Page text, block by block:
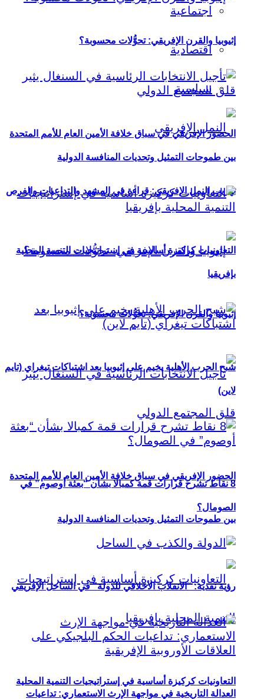
اجتماعية
اقتصادية
سياسية
تهريب النمل الإفريقي: قراءة في المشهد والتداعيات والفرص
إثيوبيا والقرن الإفريقي: تحوُّلات محسوبة؟
الحضور الإفريقي في سباق خلافة الأمين العام للأمم المتحدة
بين طموحات التمثيل وتحديات المنافسة الدولية
التعاونيات كركيزة أساسية في إستراتيجيات التنمية المحلية
إثيوبيا والقرن الإفريقي: تحوُّلات محسوبة؟
الحضور الإفريقي في سباق خلافة الأمين العام للأمم المتحدة
بين طموحات التمثيل وتحديات المنافسة الدولية
التعاونيات كركيزة أساسية في إستراتيجيات التنمية المحلية
بإفريقيا
شبح الحرب الأهلية يخيم على إثيوبيا بعد اشتباكات تيغراي (تايم
لاين)
8 نقاط تشرح قرارات قمة كمبالا بشأن “بعثة أوصوم” في
الصومال؟
رؤية نقدية: “الانقلاب الأخلاقي للدولة” في الساحل الإفريقي
العدالة التاريخية في مواجهة الإرث الاستعماري: تداعيات